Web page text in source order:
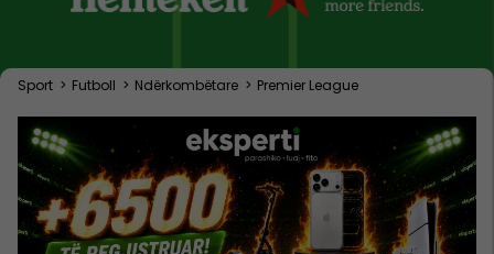
Sport > Futboll > Ndërkombëtare > Premier League